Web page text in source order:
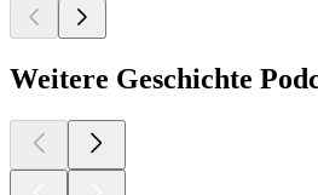
Weitere Geschichte